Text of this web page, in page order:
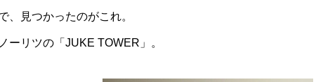
、見つかったのがこれ。
ノーリツの「JUKE TOWER」。